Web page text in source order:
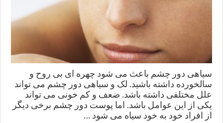
سیاهی دور چشم باعث می شود چهره ای بی روح و
سالخورده داشته باشید. لک و سیاهی دور چشم می تواند
علل مختلفی داشته باشد. ضعف و کم خونی می تواند
یکی از این عوامل باشد. اما پوست دور چشم برخی دیگر
از افراد خود به خود سیاه می شود …